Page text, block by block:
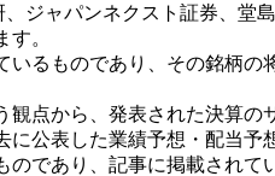
ャパンネクスト証券、堂島
。
るものであり、その銘柄
点から、発表された決算
公表した業績予想・配当
であり、記事に掲載され